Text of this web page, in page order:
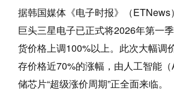
据韩国媒体《电子时报》（ETNews
巨头三星电子已正式将2026年第一
货价格上调100%以上。此次大幅调
存价格近70%的涨幅，由人工智能
储芯片“超级涨价周期”正全面来临。